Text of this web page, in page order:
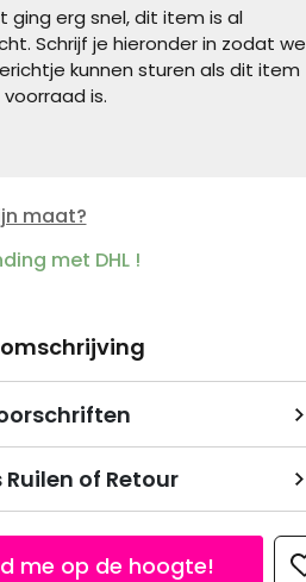
ging erg snel, dit item is al
Schrijf je hieronder in zodat we
kunnen sturen als dit item
is.
maat?
met DHL !
of Retour
me op de hoogte!